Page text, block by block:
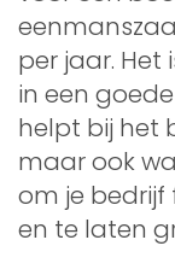
per jaar. Het
in een
helpt bij het
maar ook
om je bedrijf
en te laten